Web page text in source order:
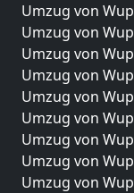
Umzug von
Umzug von
Umzug von
Umzug von
Umzug von
Umzug von
Umzug von
Umzug von
Umzug von